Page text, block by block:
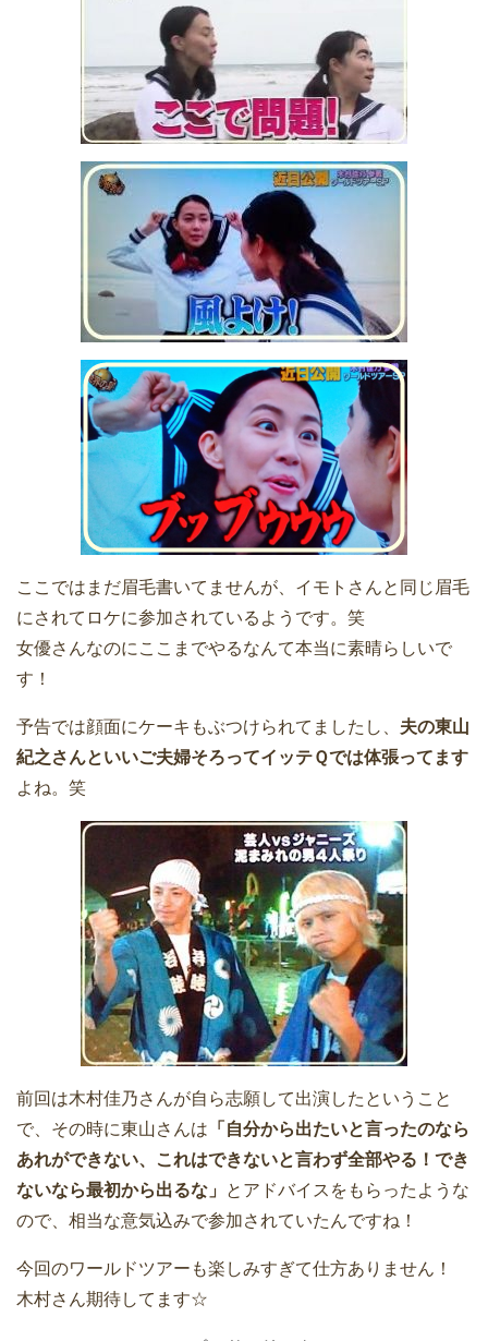
ここではまだ眉毛書いてませんが、イモトさんと同じ眉毛
にされてロケに参加されているようです。笑
女優さんなのにここまでやるなんて本当に素晴らしいで
す！
予告では顔面にケーキもぶつけられてましたし、 夫の東山
紀之さんといいご夫婦そろってイッテＱでは体張ってます
よね。笑
前回は木村佳乃さんが自ら志願して出演したということ
で、その時に東山さんは 「自分から出たいと言ったのなら
あれができない、これはできないと言わず全部やる！でき
ないなら最初から出るな」 とアドバイスをもらったような
ので、相当な意気込みで参加されていたんですね！
今回のワールドツアーも楽しみすぎて仕方ありません！
木村さん期待してます☆